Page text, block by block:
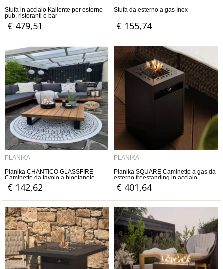
Stufa in acciaio Kaliente per esterno
pub, ristoranti e bar
€ 479,51
Stufa da esterno a gas Inox
€ 155,74
PLANIKA
Planika CHANTICO GLASSFIRE
Caminetto da tavolo a bioetanolo
€ 142,62
PLANIKA
Planika SQUARE Caminetto a gas da
esterno freestanding in acciaio
verniciato a polvere
€ 401,64